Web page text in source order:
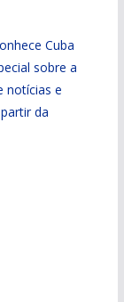
Cuba
sobre a
notícias e
da